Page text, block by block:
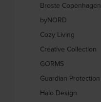
Broste Copenhagen
byNORD
Cozy Living
Creative Collection
GORMS
Guardian Protection
Halo Design